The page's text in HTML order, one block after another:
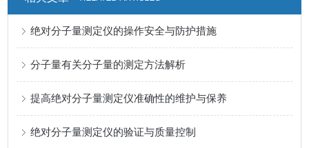
绝对分子量测定仪的操作安全与防护措施
分子量有关分子量的测定方法解析
提高绝对分子量测定仪准确性的维护与保养
绝对分子量测定仪的验证与质量控制